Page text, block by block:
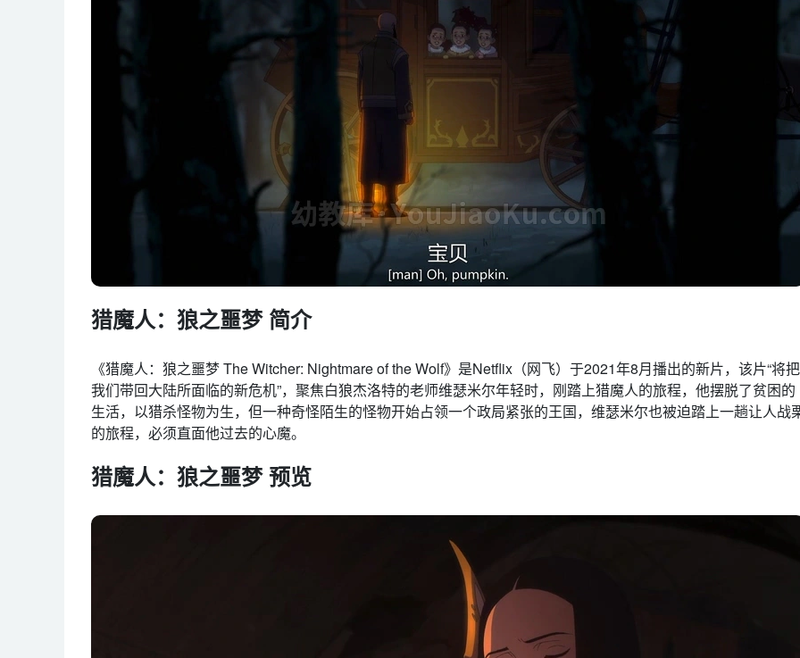
猎魔人：狼之噩梦 简介
《猎魔人：狼之噩梦 The Witcher: Nightmare of the Wolf》是Netflix（网飞）于2021年8月播出的新片，该片“将把
我们带回大陆所面临的新危机”，聚焦白狼杰洛特的老师维瑟米尔年轻时，刚踏上猎魔人的旅程，他摆脱了贫困的
生活，以猎杀怪物为生，但一种奇怪陌生的怪物开始占领一个政局紧张的王国，维瑟米尔也被迫踏上一趟让人战
的旅程，必须直面他过去的心魔。
猎魔人：狼之噩梦 预览